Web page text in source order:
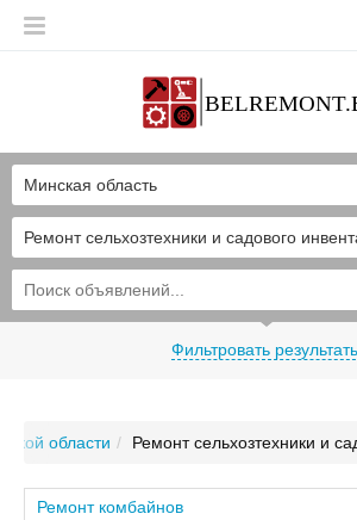
Ремонт сельхозтехники и садового
Минская область
Фильтровать
области Ремонт сельхозтехники и
Ремонт комбайнов